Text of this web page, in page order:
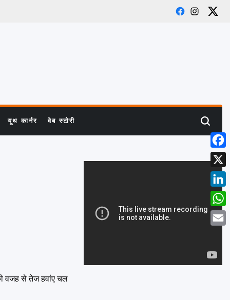
Facebook
Instagram
X
यूथ कार्नर वेब स्टोरी Search
वजह से तेज हवांए चल
X